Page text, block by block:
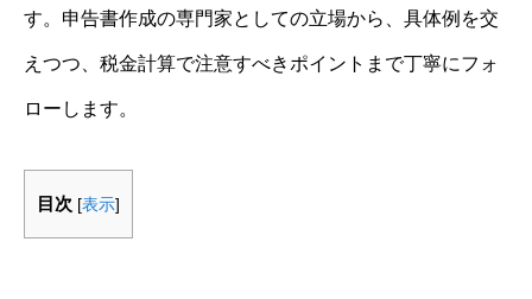
す。申告書作成の専門家としての立場から、具体例を交
えつつ、税金計算で注意すべきポイントまで丁寧にフォ
ローします。
目次 [表示]